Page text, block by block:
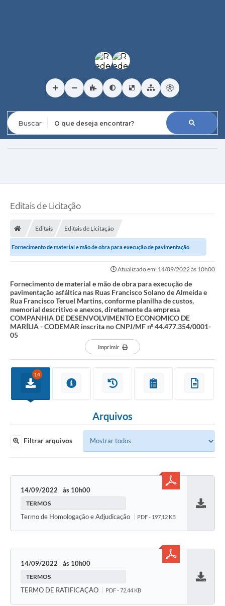
Editais de Licitação
Editais Editais de Licitação
Fornecimento de material e mão de obra para execução de pavimentação
Atualizado em: 14/09/2022 às 10h00
Fornecimento de material e mão de obra para execução de
pavimentação asfáltica nas Ruas Francisco Solano de Almeida e
Rua Francisco Teruel Martins, conforme planilha de custos,
memorial descritivo e anexos, diretamente da empresa
COMPANHIA DE DESENVOLVIMENTO ECONOMICO DE
MARÍLIA - CODEMAR inscrita no CNPJ/MF nº 44.477.354/0001-
05
Imprimir
14
Arquivos
Filtrar arquivos
14/09/2022 10h00
TERMOS
Termo de Homologação e Adjudicação PDF - 197,12 KB
14/09/2022 10h00
TERMOS
TERMO DE RATIFICAÇÃO PDF - 72,44 KB